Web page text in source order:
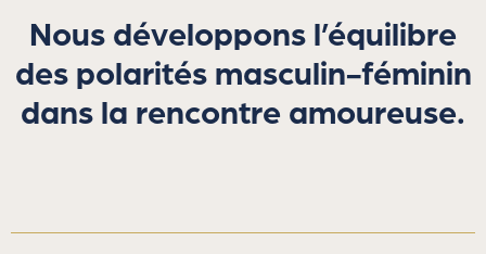
Nous développons l’équilibre
des polarités masculin-féminin
dans la rencontre amoureuse.